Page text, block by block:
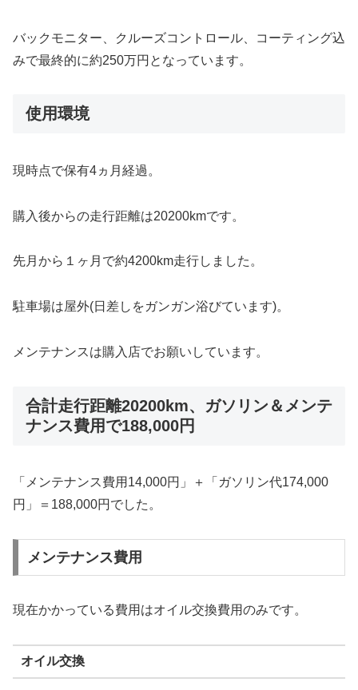
バックモニター、クルーズコントロール、コーティング込
みで最終的に約250万円となっています。
使用環境
現時点で保有4ヵ月経過。
購入後からの走行距離は20200kmです。
先月から１ヶ月で約4200km走行しました。
駐車場は屋外(日差しをガンガン浴びています)。
メンテナンスは購入店でお願いしています。
合計走行距離20200km、ガソリン＆メンテ
ナンス費用で188,000円
「メンテナンス費用14,000円」＋「ガソリン代174,000
円」＝188,000円でした。
メンテナンス費用
現在かかっている費用はオイル交換費用のみです。
オイル交換